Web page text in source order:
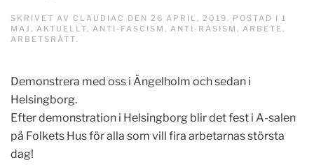
SKRIVET AV CLAUDIAC DEN 26 APRIL, 2019 . POSTAD I 1
MAJ , AKTUELLT, ANTI-FASCISM , ANTI-RASISM , ARBETE ,
ARBETSRÄTT.
Demonstrera med oss i Ängelholm och sedan i
Helsingborg.
Efter demonstration i Helsingborg blir det fest i A-salen
på Folkets Hus för alla som vill fira arbetarnas största
dag!